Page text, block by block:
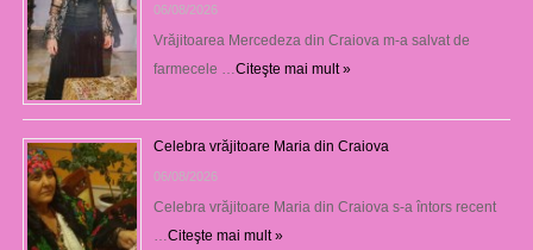
06/08/2026
Vrăjitoarea Mercedeza din Craiova m-a salvat de
farmecele … Citeşte mai mult »
Celebra vrăjitoare Maria din Craiova
06/08/2026
Celebra vrăjitoare Maria din Craiova s-a întors recent
Citeşte mai mult »